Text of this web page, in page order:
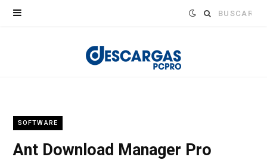
Buscar:
SOFTWARE
Ant Download Manager Pro